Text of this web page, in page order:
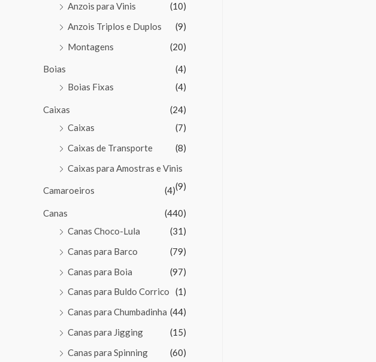
Anzois para Vinis
(10)
Anzois Triplos e Duplos
(9)
Montagens
(20)
Boias
(4)
Boias Fixas
(4)
Caixas
(24)
Caixas
(7)
Caixas de Transporte
(8)
Caixas para Amostras e Vinis
(9)
Camaroeiros (4)
Canas
(440)
Canas Choco-Lula
(31)
Canas para Barco
(79)
Canas para Boia
(97)
Canas para Buldo Corrico
(1)
Canas para Chumbadinha (44)
Canas para Jigging
(15)
Canas para Spinning
(60)